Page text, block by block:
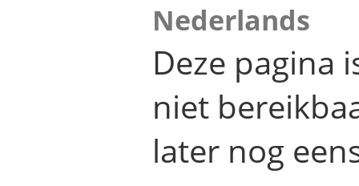
Nederlands
Deze pagina
niet
later nog